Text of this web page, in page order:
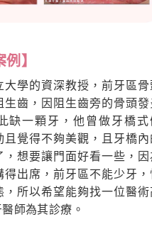
】
大學的資深教授，前牙區骨
生齒，因阻生齒旁的骨頭發
缺一顆牙，他曾做牙橋式
且覺得不夠美觀，且牙橋內
，想要讓門面好看一些，因
得出席，前牙區不能少牙，
，所以希望能夠找一位醫術
師為其診療。